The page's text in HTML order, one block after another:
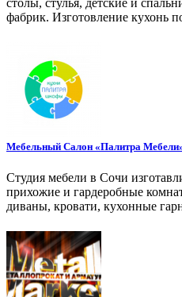
фабрик. Изготовление кухонь
Мебельный Салон «Палитра
Студия мебели в Сочи
прихожие и гардеробные
диваны, кровати, кухонные